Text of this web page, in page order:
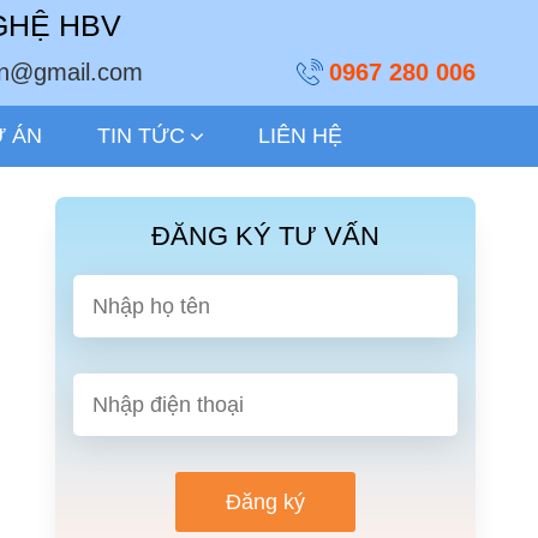
HBV
0967 280 006
ÁN TIN TỨC LIÊN HỆ
ĐĂNG KÝ TƯ VẤN
Đăng ký